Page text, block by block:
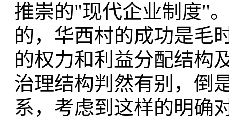
推崇的"现代企业制度"
的，华西村的成功是毛
的权力和利益分配结构
治理结构判然有别，倒
系，考虑到这样的明确